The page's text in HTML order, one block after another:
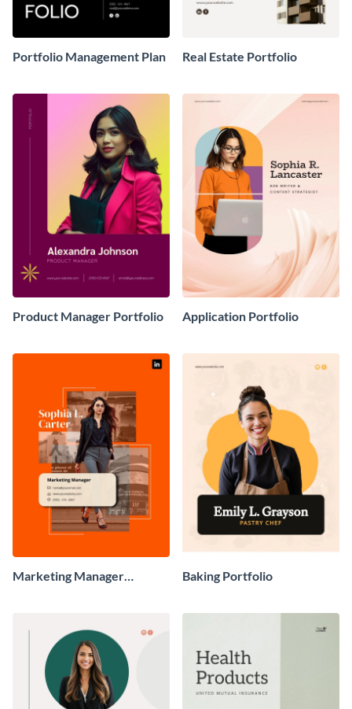
Portfolio Management Plan Real Estate Portfolio
Product Manager Portfolio Application Portfolio
Marketing Manager
Baking Portfolio